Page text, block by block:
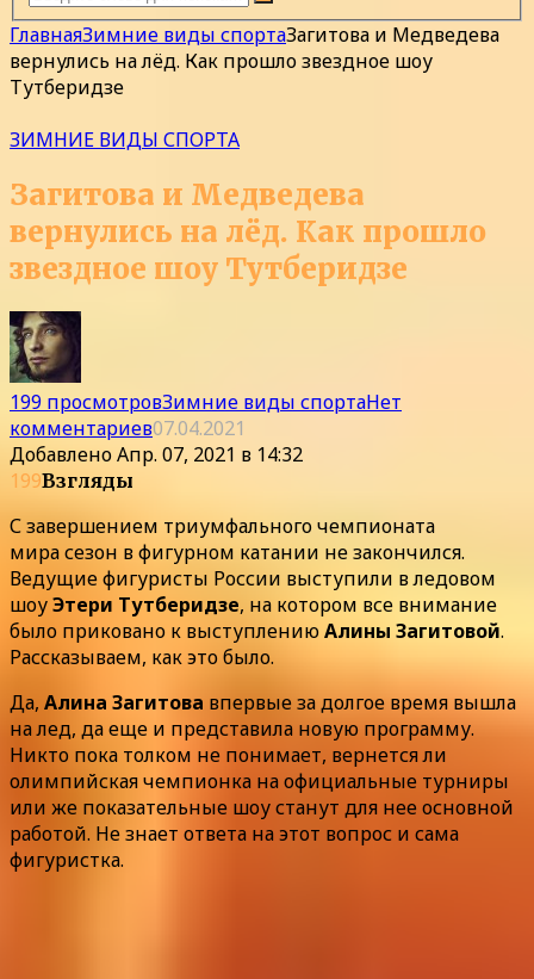
ГлавнаяЗимние виды спортаЗагитова и Медведева
вернулись на лёд. Как прошло звездное шоу
Тутберидзе
ЗИМНИЕ ВИДЫ СПОРТА
Загитова и Медведева
вернулись на лёд. Как прошло
звездное шоу Тутберидзе
199 просмотровЗимние виды спортаНет
комментариев07.04.2021
ДобавленоАпр. 07, 2021 в 14:32
199Взгляды
С завершением триумфального чемпионата
мира сезон в фигурном катании не закончился.
Ведущие фигуристы России выступили в ледовом
шоуЭтери Тутберидзе, на котором все внимание
было приковано к выступлениюАлины Загитовой.
Рассказываем, как это было.
Да, Алина Загитова впервые за долгое время вышла
на лед, да еще и представила новую программу.
Никто пока толком не понимает, вернется ли
олимпийская чемпионка на официальные турниры
или же показательные шоу станут для нее основной
работой. Не знает ответа на этот вопрос и сама
фигуристка.